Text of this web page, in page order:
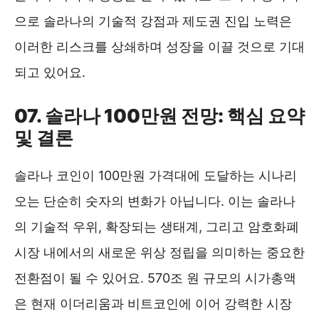
으로 솔라나의 기술적 강점과 제도권 진입 노력은
이러한 리스크를 상쇄하며 성장을 이끌 것으로 기대
되고 있어요.
07. 솔라나 100만원 전망: 핵심 요약
및 결론
솔라나 코인이 100만원 가격대에 도달하는 시나리
오는 단순히 숫자의 변화가 아닙니다. 이는 솔라나
의 기술적 우위, 확장되는 생태계, 그리고 암호화폐
시장 내에서의 새로운 위상 정립을 의미하는 중요한
전환점이 될 수 있어요. 570조 원 규모의 시가총액
은 현재 이더리움과 비트코인에 이어 강력한 시장